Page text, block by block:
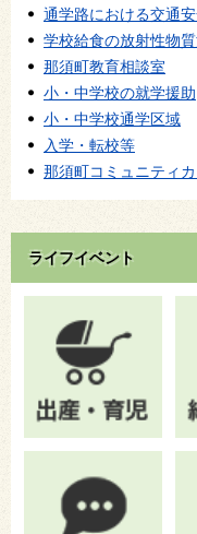
通学路における交通
学校給食の放射性物
那須町教育相談室
小・中学校の就学援助
小・中学校通学区域
入学・転校等
那須町コミュニティ
ライフイベント